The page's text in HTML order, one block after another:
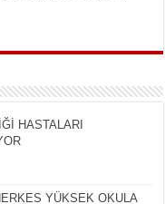
HASTALARI
YÜKSEK OKULA